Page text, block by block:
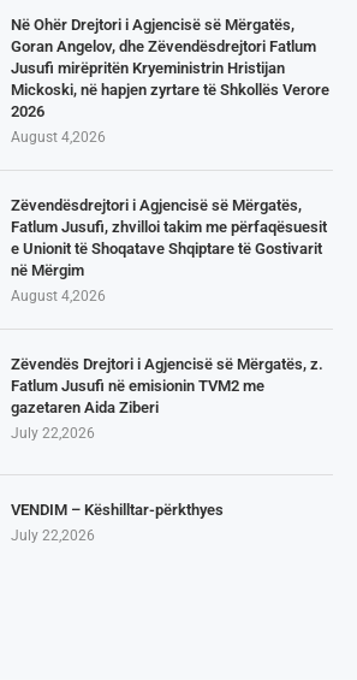
Në Ohër Drejtori i Agjencisë së Mërgatës,
Goran Angelov, dhe Zëvendësdrejtori Fatlum
Jusufi mirëpritën Kryeministrin Hristijan
Mickoski, në hapjen zyrtare të Shkollës Verore
2026
August 4,2026
Zëvendësdrejtori i Agjencisë së Mërgatës,
Fatlum Jusufi, zhvilloi takim me përfaqësuesit
e Unionit të Shoqatave Shqiptare të Gostivarit
në Mërgim
August 4,2026
Zëvendës Drejtori i Agjencisë së Mërgatës, z.
Fatlum Jusufi në emisionin TVM2 me
gazetaren Aida Ziberi
July 22,2026
VENDIM – Këshilltar-përkthyes
July 22,2026